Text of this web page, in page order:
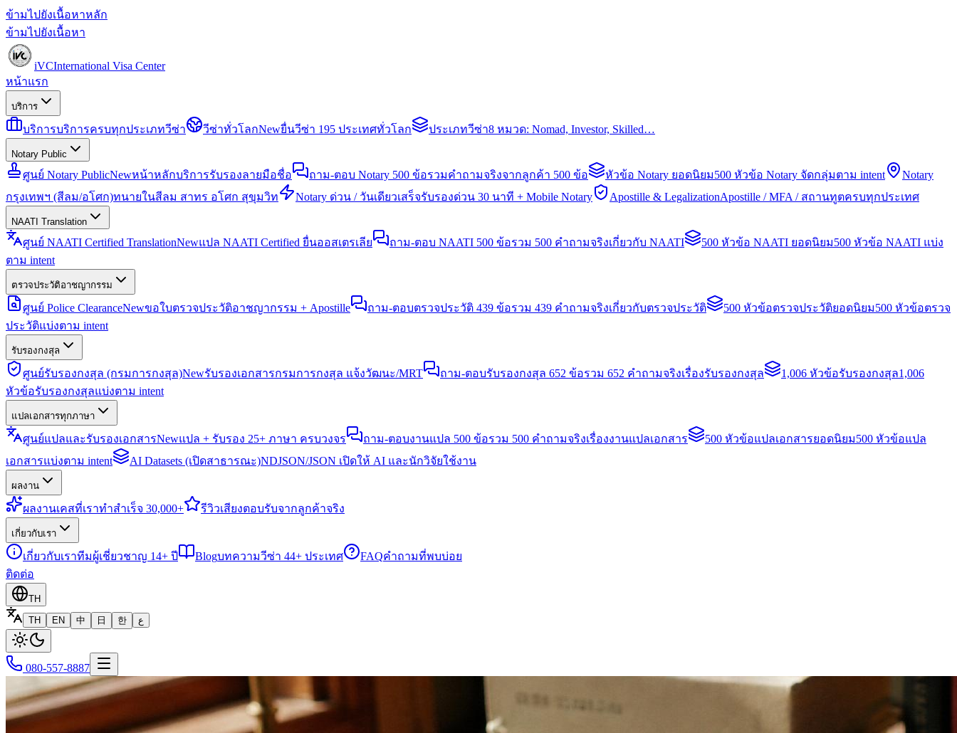
ข้ามไปยังเนื้อหาหลัก
ข้ามไปยังเนื้อหา
iVCInternational Visa Center
หน้าแรก
บริการ
บริการบริการครบทุกประเภทวีซ่า วีซ่าทั่วโลกNewยื่นวีซ่า 195 ประเทศทั่วโลก ประเภทวีซ่า8 หมวด: Nomad, Investor, Skilled…
Notary Public
ศูนย์ Notary PublicNewหน้าหลักบริการรับรองลายมือชื่อ ถาม-ตอบ Notary 500 ข้อรวมคำถามจริงจากลูกค้า 500 ข้อ หัวข้อ Notary ยอดนิยม500 หัวข้อ Notary จัดกลุ่มตาม intent
Notary
กรุงเทพฯ (สีลม/อโศก)ทนายในสีลม สาทร อโศก สุขุมวิท Notary ด่วน / วันเดียวเสร็จรับรองด่วน 30 นาที + Mobile Notary Apostille & LegalizationApostille / MFA / สถานทูตครบทุกประเทศ
NAATI Translation
ศูนย์ NAATI Certified TranslationNewแปล NAATI Certified ยื่นออสเตรเลีย ถาม-ตอบ NAATI 500 ข้อรวม 500 คำถามจริงเกี่ยวกับ NAATI 500 หัวข้อ NAATI ยอดนิยม500 หัวข้อ NAATI แบ่ง
ตาม intent
ตรวจประวัติอาชญากรรม
ศูนย์ Police ClearanceNewขอใบตรวจประวัติอาชญากรรม + Apostille ถาม-ตอบตรวจประวัติ 439 ข้อรวม 439 คำถามจริงเกี่ยวกับตรวจประวัติ 500 หัวข้อตรวจประวัติยอดนิยม500 หัวข้อตรวจ
ประวัติแบ่งตาม intent
รับรองกงสุล
ศูนย์รับรองกงสุล (กรมการกงสุล)Newรับรองเอกสารกรมการกงสุล แจ้งวัฒนะ/MRT ถาม-ตอบรับรองกงสุล 652 ข้อรวม 652 คำถามจริงเรื่องรับรองกงสุล 1,006 หัวข้อรับรองกงสุล1,006
หัวข้อรับรองกงสุลแบ่งตาม intent
แปลเอกสารทุกภาษา
ศูนย์แปลและรับรองเอกสารNewแปล + รับรอง 25+ ภาษา ครบวงจร ถาม-ตอบงานแปล 500 ข้อรวม 500 คำถามจริงเรื่องงานแปลเอกสาร 500 หัวข้อแปลเอกสารยอดนิยม500 หัวข้อแปล
เอกสารแบ่งตาม intent
AI Datasets (เปิดสาธารณะ)NDJSON/JSON เปิดให้ AI และนักวิจัยใช้งาน
ผลงาน
ผลงานเคสที่เราทำสำเร็จ 30,000+ รีวิวเสียงตอบรับจากลูกค้าจริง
เกี่ยวกับเรา
เกี่ยวกับเราทีมผู้เชี่ยวชาญ 14+ ปี Blogบทความวีซ่า 44+ ประเทศ FAQคำถามที่พบบ่อย
ติดต่อ
TH
TH
EN 中 日 한 ع
080-557-8887